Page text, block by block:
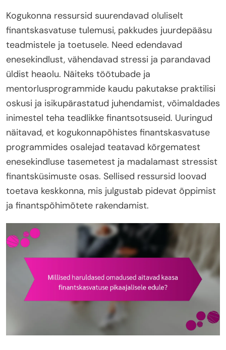
Kogukonna ressursid suurendavad oluliselt
finantskasvatuse tulemusi, pakkudes juurdepääsu
teadmistele ja toetusele. Need edendavad
enesekindlust, vähendavad stressi ja parandavad
üldist heaolu. Näiteks töötubade ja
mentorlusprogrammide kaudu pakutakse praktilisi
oskusi ja isikupärastatud juhendamist, võimaldades
inimestel teha teadlikke finantsotsuseid. Uuringud
näitavad, et kogukonnapõhistes finantskasvatuse
programmides osalejad teatavad kõrgematest
enesekindluse tasemetest ja madalamast stressist
finantsküsimuste osas. Sellised ressursid loovad
toetava keskkonna, mis julgustab pidevat õppimist
ja finantspõhimõtete rakendamist.